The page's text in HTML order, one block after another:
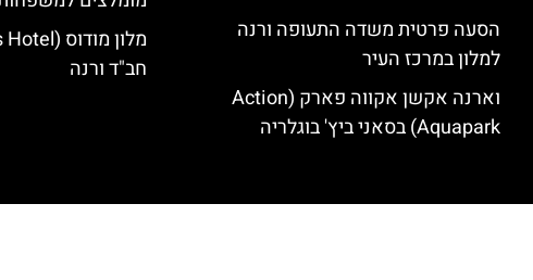
הסעה פרטית משדה התעופה ורנה
למלון במרכז העיר
וארנה אקשן אקווה פארק (Action
Aquapark) בסאני ביץ' בוגלריה
חב"ד ורנה